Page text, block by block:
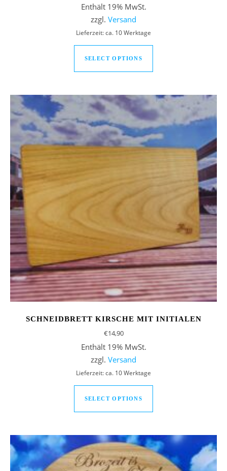
Enthält 19% MwSt.
zzgl. Versand
Lieferzeit: ca. 10 Werktage
SELECT OPTIONS
SCHNEIDBRETT KIRSCHE MIT INITIALEN
€14,90
Enthält 19% MwSt.
zzgl. Versand
Lieferzeit: ca. 10 Werktage
SELECT OPTIONS